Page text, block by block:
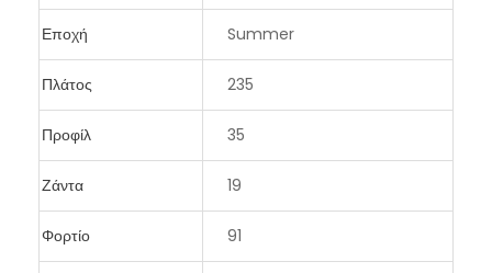
Εποχή Summer
Πλάτος 235
Προφίλ 35
Ζάντα 19
Φορτίο 91